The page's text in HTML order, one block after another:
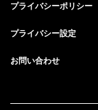
プライバシーポリシー
プライバシー設定
お問い合わせ